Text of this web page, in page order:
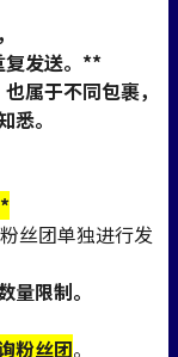
复发送。**
属于不同包裹，
。
丝团单独进行发
限制。
粉丝团。